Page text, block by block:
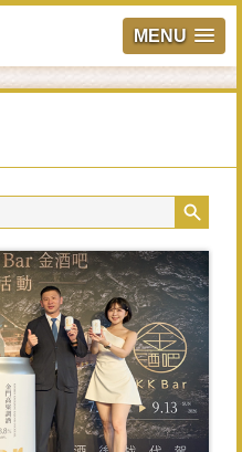
MENU